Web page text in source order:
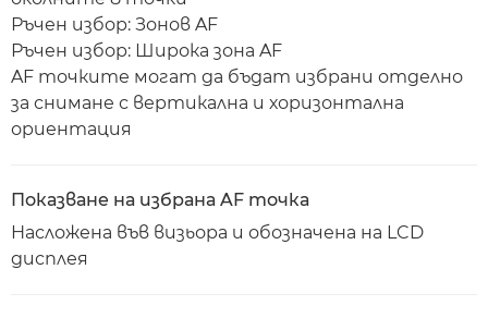
Ръчен избор: Зонов AF
Ръчен избор: Широка зона AF
AF точките могат да бъдат избрани отделно
за снимане с вертикална и хоризонтална
ориентация
Показване на избрана AF точка
Насложена във визьора и обозначена на LCD
дисплея